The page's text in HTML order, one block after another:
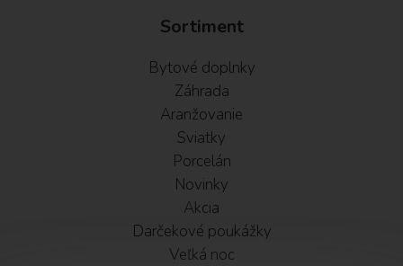
Sortiment
Bytové doplnky
Záhrada
Aranžovanie
Sviatky
Porcelán
Novinky
Akcia
Darčekové poukážky
Veľká noc